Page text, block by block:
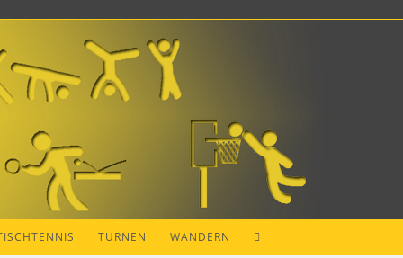
TURNEN WANDERN